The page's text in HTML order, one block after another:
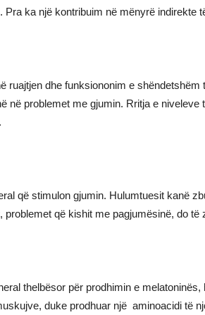
Pra ka një kontribuim në mënyrë indirekte
ruajtjen dhe funksiononim e
në problemet me gjumin. Rritja e
që stimulon gjumin. Hulumtuesit kanë
problemet që kishit me pagjumësinë, do të
thelbësor për prodhimin e
duke prodhuar një aminoacidi të